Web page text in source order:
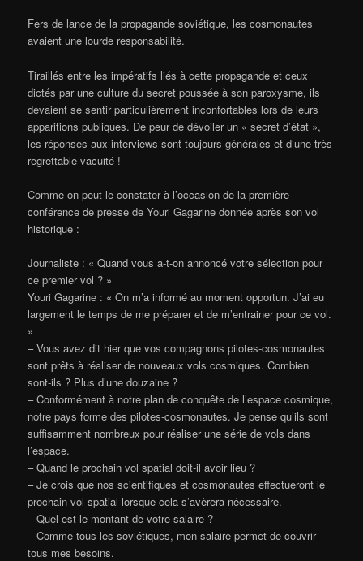
Fers de lance de la propagande soviétique, les cosmonautes
avaient une lourde responsabilité.
Tiraillés entre les impératifs liés à cette propagande et ceux
dictés par une culture du secret poussée à son paroxysme, ils
devaient se sentir particulièrement inconfortables lors de leurs
apparitions publiques. De peur de dévoiler un « secret d’état »,
les réponses aux interviews sont toujours générales et d’une très
regrettable vacuité !
Comme on peut le constater à l’occasion de la première
conférence de presse de Youri Gagarine donnée après son vol
historique :
Journaliste : « Quand vous a-t-on annoncé votre sélection pour
ce premier vol ? »
Youri Gagarine : « On m’a informé au moment opportun. J’ai eu
largement le temps de me préparer et de m’entrainer pour ce vol.
»
– Vous avez dit hier que vos compagnons pilotes-cosmonautes
sont prêts à réaliser de nouveaux vols cosmiques. Combien
sont-ils ? Plus d’une douzaine ?
– Conformément à notre plan de conquête de l’espace cosmique,
notre pays forme des pilotes-cosmonautes. Je pense qu’ils sont
suffisamment nombreux pour réaliser une série de vols dans
l’espace.
– Quand le prochain vol spatial doit-il avoir lieu ?
– Je crois que nos scientifiques et cosmonautes effectueront le
prochain vol spatial lorsque cela s’avèrera nécessaire.
– Quel est le montant de votre salaire ?
– Comme tous les soviétiques, mon salaire permet de couvrir
tous mes besoins.